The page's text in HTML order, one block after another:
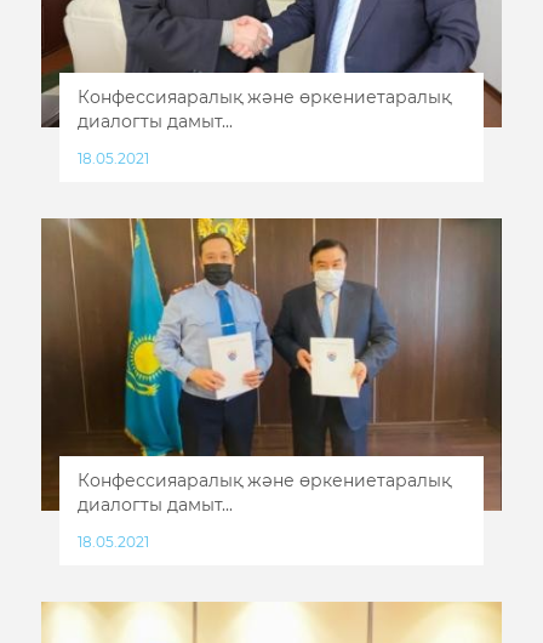
Конфессияаралық және өркениетаралық
диалогты дамыт...
18.05.2021
Конфессияаралық және өркениетаралық
диалогты дамыт...
18.05.2021